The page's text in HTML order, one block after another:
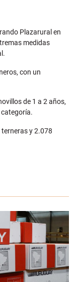
Plazarural en
medidas
con un
de 1 a 2 años,
categoría.
y 2.078